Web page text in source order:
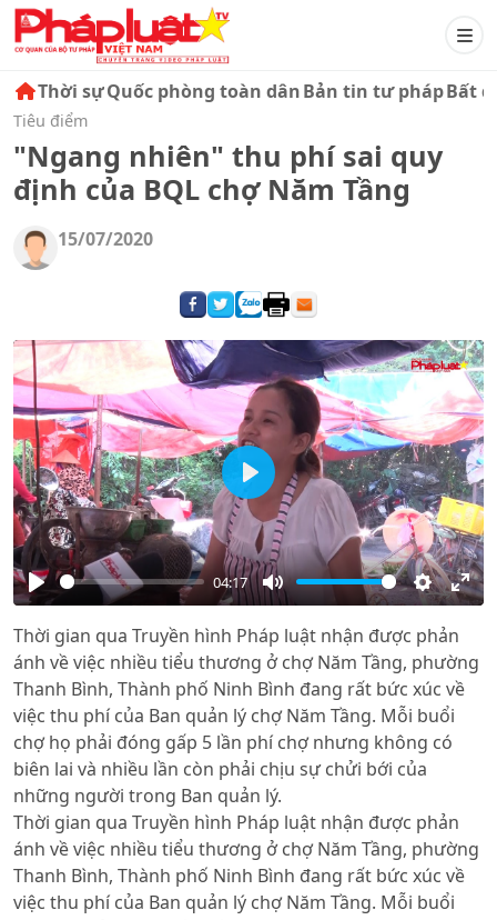
Thời sựQuốc phòng toàn dânBản tin tư phápBất
Tiêu điểm
"Ngang nhiên" thu phí sai quy
định của BQL chợ Năm Tầng
15/07/2020
Play
04:17
Mute Settings
Play
Thời gian qua Truyền hình Pháp luật nhận được phản
ánh về việc nhiều tiểu thương ở chợ Năm Tầng, phường
Thanh Bình, Thành phố Ninh Bình đang rất bức xúc về
việc thu phí của Ban quản lý chợ Năm Tầng. Mỗi buổi
chợ họ phải đóng gấp 5 lần phí chợ nhưng không có
biên lai và nhiều lần còn phải chịu sự chửi bới của
những người trong Ban quản lý.
Thời gian qua Truyền hình Pháp luật nhận được phản
ánh về việc nhiều tiểu thương ở chợ Năm Tầng, phường
Thanh Bình, Thành phố Ninh Bình đang rất bức xúc về
việc thu phí của Ban quản lý chợ Năm Tầng. Mỗi buổi